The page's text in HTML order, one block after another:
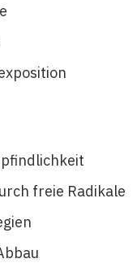
freie Radikale